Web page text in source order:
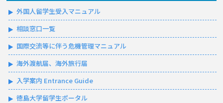
外国人留学生受入マニュアル
相談窓口一覧
国際交流等に伴う危機管理マニュアル
海外渡航届、海外旅行届
入学案内 Entrance Guide
徳島大学留学生ポータル